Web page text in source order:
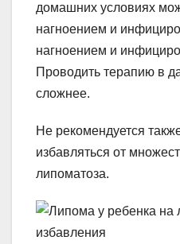
домашних условиях
нагноением и
нагноением и
Проводить терапию в
сложнее.
Не рекомендуется
избавляться от
липоматоза.